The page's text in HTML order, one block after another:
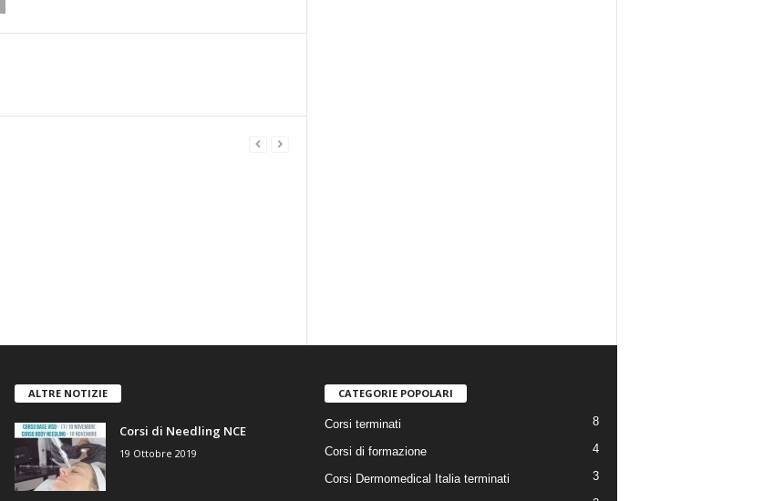
ALTRE NOTIZIE
Corsi di Needling NCE
19 Ottobre 2019
CATEGORIE POPOLARI
Corsi terminati 8
Corsi di formazione 4
Corsi Dermomedical Italia terminati 3